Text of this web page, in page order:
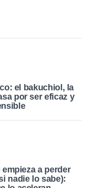
el bakuchiol, la
por ser eficaz y
a perder
nadie lo sabe):